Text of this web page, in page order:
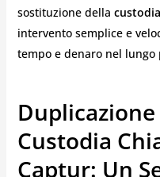
sostituzione della
intervento semplice e
tempo e denaro nel lungo
Duplicazione
Custodia
Captur: Un